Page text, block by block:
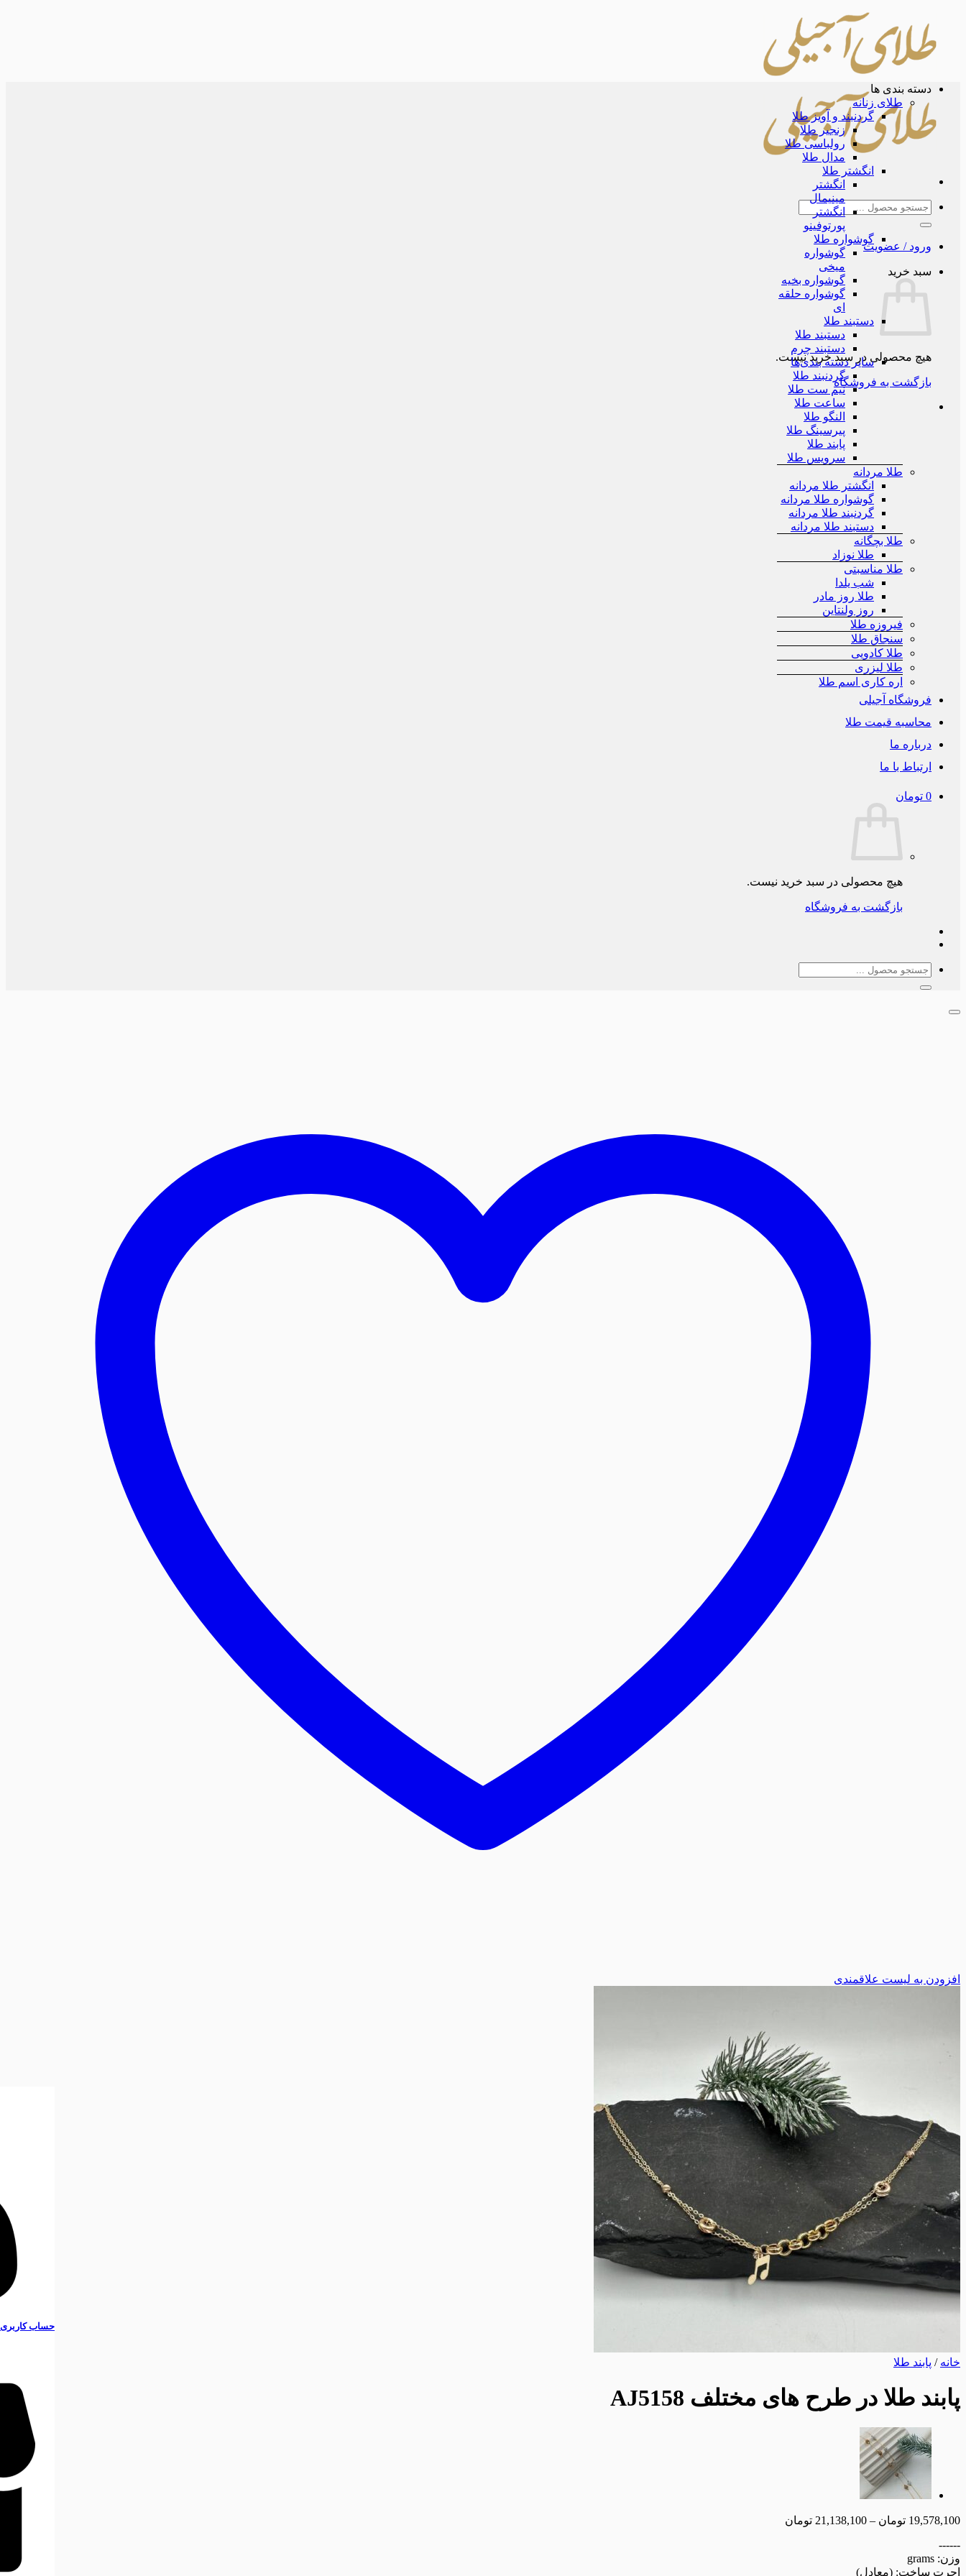
جستجو
ورود / عضویت
سبد خرید
هیچ محصولی در سبد خرید نیست.
بازگشت به فروشگاه
دسته بندی ها
طلای زنانه
گردنبند و آویز طلا
زنجیر طلا
رولباسی طلا
مدال طلا
انگشتر طلا
انگشتر
مینیمال
انگشتر
پورتوفینو
گوشواره طلا
گوشواره
میخی
گوشواره بخیه
گوشواره حلقه
ای
دستبند طلا
دستبند طلا
دستبند چرم
سایر دسته بندی‌ها
گردنبند طلا
نیم ست طلا
ساعت طلا
النگو طلا
پیرسینگ طلا
پابند طلا
سرویس طلا
طلا مردانه
انگشتر طلا مردانه
گوشواره طلا مردانه
گردنبند طلا مردانه
دستبند طلا مردانه
طلا بچگانه
طلا نوزاد
طلا مناسبتی
شب یلدا
طلا روز مادر
روز ولنتاین
فیروزه طلا
سنجاق طلا
طلا کادویی
طلا لیزری
اره کاری اسم طلا
فروشگاه آجیلی
محاسبه قیمت طلا
درباره ما
ارتباط با ما
0 تومان
هیچ محصولی در سبد خرید نیست.
بازگشت به فروشگاه
جستجو
افزودن به لیست علاقمندی
خانه / پابند طلا
پابند طلا در طرح های مختلف AJ5158
19,578,100 تومان –
21,138,100 تومان
------
وزن: grams
اجرت ساخت: (معادل)
حساب کاربری